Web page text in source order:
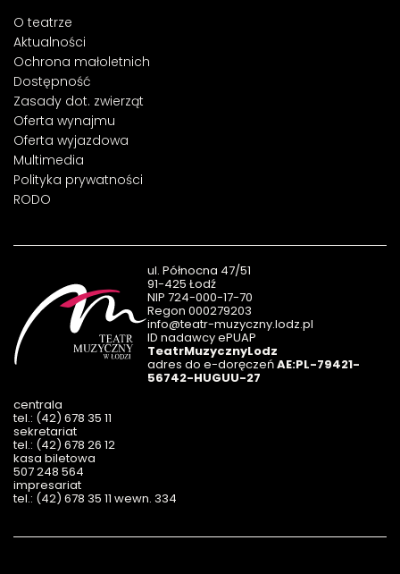
O teatrze
Aktualności
Ochrona małoletnich
Dostępność
Zasady dot. zwierząt
Oferta wynajmu
Oferta wyjazdowa
Multimedia
Polityka prywatności
RODO
ul. Północna 47/51
91-425 Łodź
NIP 724-000-17-70
Regon 000279203
info@teatr-muzyczny.lodz.pl
ID nadawcy ePUAP
TeatrMuzycznyLodz
adres do e-doręczeńAE:PL-79421-
56742-HUGUU-27
centrala
tel.: (42) 678 35 11
sekretariat
tel.: (42) 678 26 12
kasa biletowa
507 248 564
impresariat
tel.: (42) 678 35 11 wewn. 334